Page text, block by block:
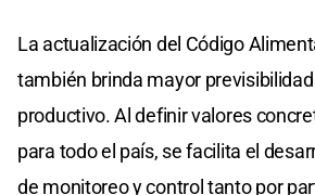
La actualización del Código
también brinda mayor
productivo. Al definir valores
para todo el país, se facilita el
de monitoreo y control tanto por